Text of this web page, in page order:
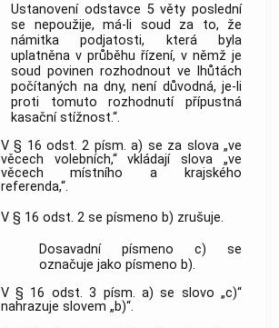
Ustanovení odstavce 5 věty poslední
se nepoužije, má-li soud za to, že
námitka podjatosti, která byla
uplatněna v průběhu řízení, v němž je
soud povinen rozhodnout ve lhůtách
počítaných na dny, není důvodná, je-li
proti tomuto rozhodnutí přípustná
kasační stížnost.“.
V § 16 odst. 2 písm. a) se za slova „ve
věcech volebních,“ vkládají slova „ve
věcech místního a krajského
referenda,“.
V § 16 odst. 2 se písmeno b) zrušuje.
Dosavadní písmeno c) se
označuje jako písmeno b).
V § 16 odst. 3 písm. a) se slovo „c)“
nahrazuje slovem „b)“.